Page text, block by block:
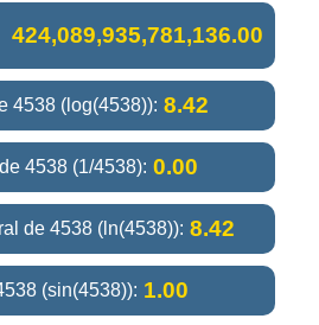
424,089,935,781,136.00
4538 (log(4538)): 8.42
4538 (1/4538): 0.00
de 4538 (ln(4538)): 8.42
(sin(4538)): 1.00